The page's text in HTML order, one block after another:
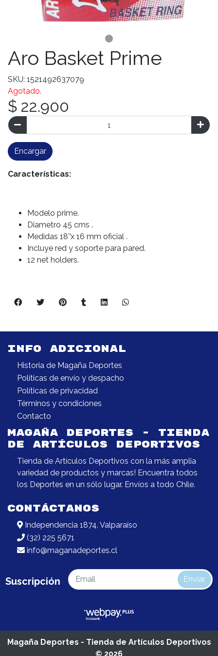
Aro Basket Prime
SKU: 1521492637079
Agotado.
$ 22.900
Encargar
Características:
Modelo prime.
Diametro 45 cms .
Medidas 18’’x 16 mm oficial .
Incluye red y soporte para pared.
12 net holders.
INFO ADICIONAL
Historia de Magaña Deportes
Políticas de envío y despacho
Políticas de privacidad
Términos y condiciones
Contacto
MAGAÑA DEPORTES - TIENDA
DE ARTÍCULOS DEPORTIVOS
Tienda de Artículos Deportivos con la más amplia
variedad de productos y marcas! Encuentra todos
los Deportes en un sólo lugar. Envíos a todo Chile.
CONTÁCTANOS
Independencia 1874, Valparaíso
(32) 225 5671
info@maganadeportes.cl
Suscripción Enviar
Magaña Deportes - Tienda de Artículos Deportivos
© 2026